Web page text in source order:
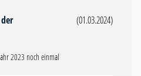
(01.03.2024)
2023 noch einmal